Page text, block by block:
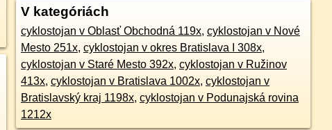
V kategóriách
cyklostojan v Oblasť Obchodná 119x, cyklostojan v Nové
Mesto 251x, cyklostojan v okres Bratislava I 308x,
cyklostojan v Staré Mesto 392x, cyklostojan v Ružinov
413x, cyklostojan v Bratislava 1002x, cyklostojan v
Bratislavský kraj 1198x, cyklostojan v Podunajská rovina
1212x